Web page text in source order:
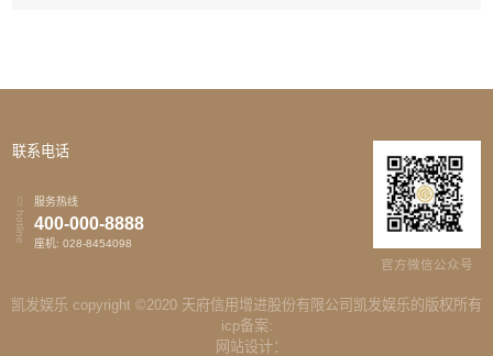
联系电话
hotline
服务热线
400-000-8888
座机: 028-8454098
官方微信公众号
凯发娱乐 copyright ©2020 天府信用增进股份有限公司凯发娱乐的版权所有
icp备案:
网站设计：